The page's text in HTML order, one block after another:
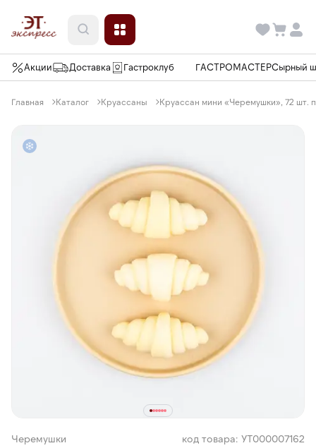
Акции Доставка Гастроклуб ГАСТРОМАСТЕРСырный
Главная Каталог Круассаны Круассан мини «Черемушки», 72 шт.
Черемушки код товара: УТ000007162